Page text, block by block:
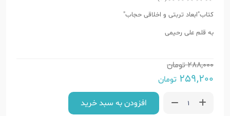
کتاب"ابعاد تربتی و اخلاقی حجاب"
به قلم علی رحیمی
288,000تومان
259,200 تومان
افزودن به سبد خرید